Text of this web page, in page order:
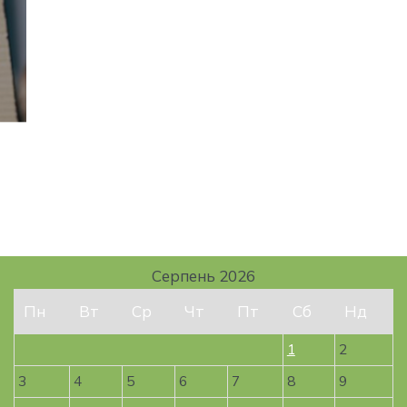
Серпень 2026
Пн
Вт Ср Чт Пт Сб Нд
1
2
3
4 5 6 7 8
9